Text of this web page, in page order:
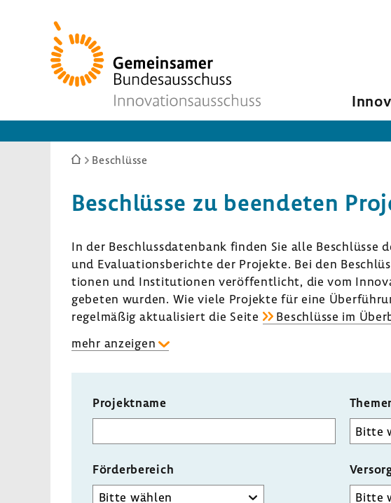
Zur
Startseite
Sie
hier:
Beschlüsse
Beschlüsse zu been­deten
In der Beschluss­da­ten­bank finden Sie alle Beschlüsse
und Evalua­ti­ons­be­richte der Projekte. Bei den
tionen und Insti­tu­tionen veröf­fent­licht, die vom
gebeten wurden. Wie viele Projekte für eine
regel­mäßig aktua­li­siert die Seite
Beschlüsse im
mehr anzeigen
Projektname
Förder­be­reich
Förderbereich